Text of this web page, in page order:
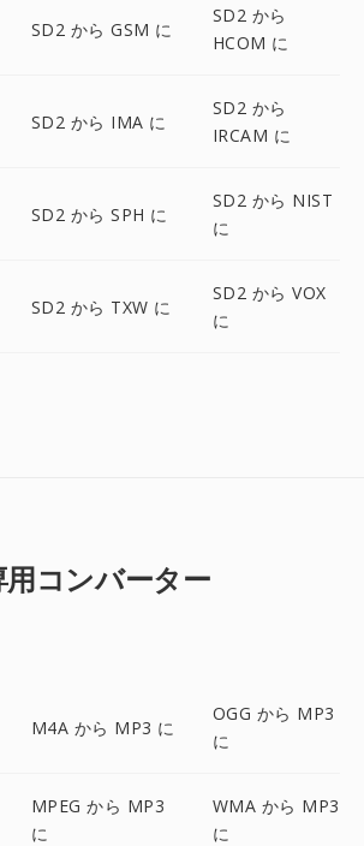
SD2 から GSM に
SD2 から
HCOM に
SD2 から IMA に
SD2 から
IRCAM に
SD2 から SPH に
SD2 から NIST
に
SD2 から TXW に
SD2 から VOX
に
用コンバーター
M4A から MP3 に
OGG から MP3
に
MPEG から MP3
に
WMA から MP3
に